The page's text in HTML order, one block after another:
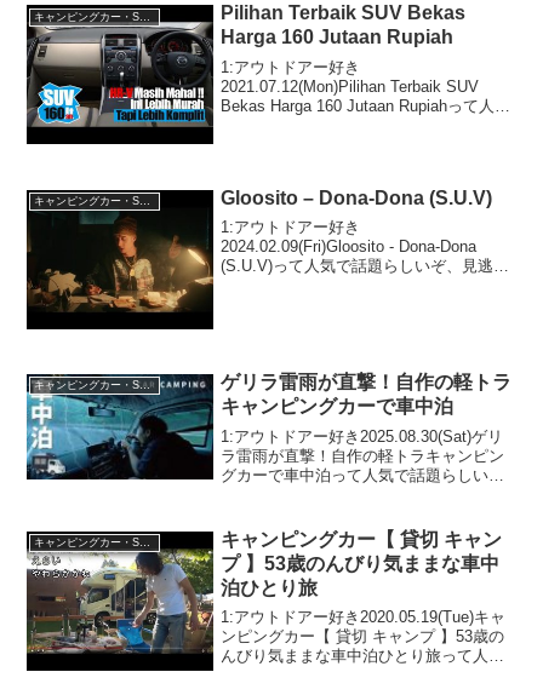
Pilihan Terbaik SUV Bekas
Harga 160 Jutaan Rupiah
1:アウトドアー好き
2021.07.12(Mon)Pilihan Terbaik SUV
Bekas Harga 160 Jutaan Rupiahって人気
Gloosito – Dona-Dona (S.U.V)
1:アウトドアー好き
2024.02.09(Fri)Gloosito - Dona-Dona
(S.U.V)って人気で話題らしいぞ、見逃さ
キャンピングカー・SUV人気車種
ゲリラ雷雨が直撃！自作の軽トラ
キャンピングカーで車中泊
1:アウトドアー好き2025.08.30(Sat)ゲリ
ラ雷雨が直撃！自作の軽トラキャンピン
グカーで車中泊って人気で話題らしい
3:アウトドアー好き202...
キャンピングカー【 貸切 キャン
プ 】53歳のんびり気ままな車中
泊ひとり旅
1:アウトドアー好き2020.05.19(Tue)キャ
ンピングカー【 貸切 キャンプ 】53歳の
んびり気ままな車中泊ひとり旅って人気